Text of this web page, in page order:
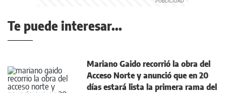
Te puede interesar...
Mariano Gaido recorrió la obra del
Acceso Norte y anunció que en 20
días estará lista la primera rama del